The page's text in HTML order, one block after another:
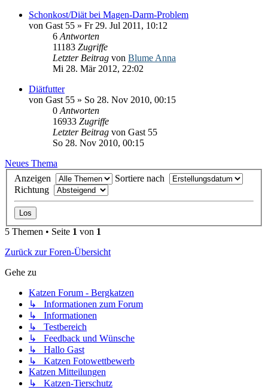
Schonkost/Diät bei Magen-Darm-Problem
von Gast 55 » Fr 29. Jul 2011, 10:12
6 Antworten
11183 Zugriffe
Letzter Beitrag von Blume Anna
Mi 28. Mär 2012, 22:02
Diätfutter
von Gast 55 » So 28. Nov 2010, 00:15
0 Antworten
16933 Zugriffe
Letzter Beitrag von Gast 55
So 28. Nov 2010, 00:15
Neues Thema
Anzeigen
Sortiere nach
Richtung
5 Themen • Seite 1 von 1
Zurück zur Foren-Übersicht
Gehe zu
Katzen Forum - Bergkatzen
↳ Informationen zum Forum
↳ Informationen
↳ Testbereich
↳ Feedback und Wünsche
↳ Hallo Gast
↳ Katzen Fotowettbewerb
Katzen Mitteilungen
↳ Katzen-Tierschutz